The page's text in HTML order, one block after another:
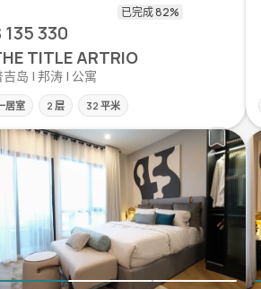
135 330
TITLE ARTRIO
吉岛 | 邦涛 | 公寓
居室 2 层 32 平米